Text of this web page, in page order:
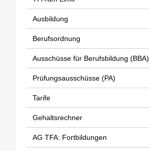
Ausbildung
Berufsordnung
Ausschüsse für Berufsbildung (BBA)
Prüfungsausschüsse (PA)
Tarife
Gehaltsrechner
AG TFA: Fortbildungen